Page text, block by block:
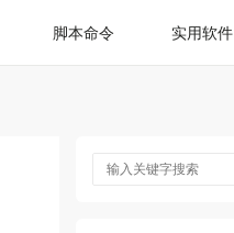
脚本命令 实用软件